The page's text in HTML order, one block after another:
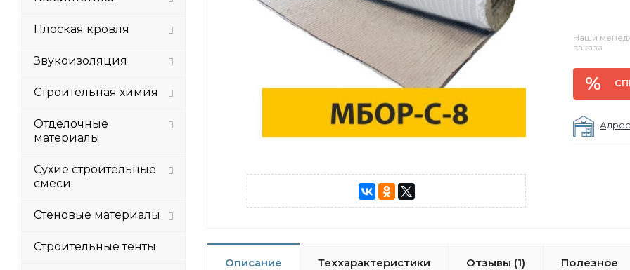
Наши
заказа
Описание Теххарактеристики Отзывы (1) Полезное
Плоская кровля
Звукоизоляция
Строительная химия
Отделочные
материалы
Сухие строительные
смеси
Стеновые материалы
Строительные тенты